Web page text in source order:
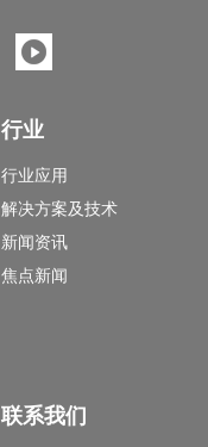
行业
行业应用
解决方案及技术
新闻资讯
焦点新闻
联系我们